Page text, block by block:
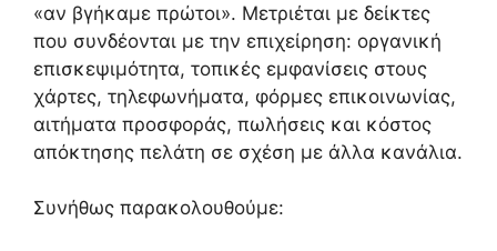
«αν βγήκαμε πρώτοι». Μετριέται με δείκτες
που συνδέονται με την επιχείρηση: οργανική
επισκεψιμότητα, τοπικές εμφανίσεις στους
χάρτες, τηλεφωνήματα, φόρμες επικοινωνίας,
αιτήματα προσφοράς, πωλήσεις και κόστος
απόκτησης πελάτη σε σχέση με άλλα κανάλια.
Συνήθως παρακολουθούμε: